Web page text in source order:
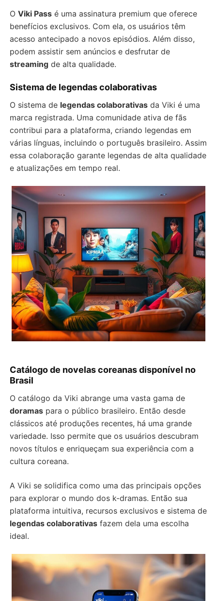
O Viki Pass é uma assinatura premium que oferece
benefícios exclusivos. Com ela, os usuários têm
acesso antecipado a novos episódios. Além disso,
podem assistir sem anúncios e desfrutar de
streaming de alta qualidade.
Sistema de legendas colaborativas
O sistema de legendas colaborativas da Viki é uma
marca registrada. Uma comunidade ativa de fãs
contribui para a plataforma, criando legendas em
várias línguas, incluindo o português brasileiro. Assim
essa colaboração garante legendas de alta qualidade
e atualizações em tempo real.
Catálogo de novelas coreanas disponível no
Brasil
O catálogo da Viki abrange uma vasta gama de
doramas para o público brasileiro. Então desde
clássicos até produções recentes, há uma grande
variedade. Isso permite que os usuários descubram
novos títulos e enriqueçam sua experiência com a
cultura coreana.
A Viki se solidifica como uma das principais opções
para explorar o mundo dos k-dramas. Então sua
plataforma intuitiva, recursos exclusivos e sistema de
legendas colaborativas fazem dela uma escolha
ideal.